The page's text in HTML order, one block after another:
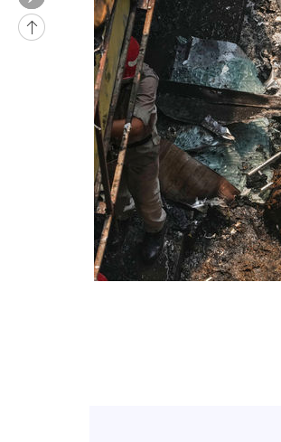
-31779초 전 >
"美간섭에 합의 지연"…트럼프, '이
-28299초 전 >
[속보]산업장관 "李정부, 원전 반대
[속보]경찰, '홍명보 선임 논란' 대한
[속보]산업장관 "美무역법 제301조
[속보]코스피 매도사이드카 발동
[속보]전남광주 초대 시민추천 부시장
서울 열대야 15일째 지속…비공식 '
[속보]코스닥, 2.15포인트(0.27%) 내
[속보]코스피, 119.51포인트
6월 경상수지 497.3억 달러…두 달 연
서울 낮 39도 '폭염중대경보'…40도